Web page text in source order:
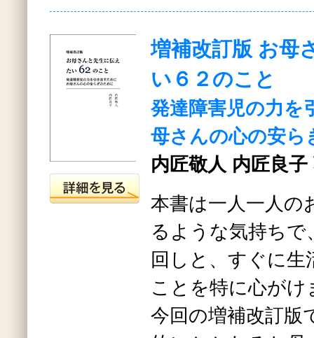
増補改訂版 お母
い６２のこと
発達障害児の力を
母さんの心の安ら
内匠敬人 内匠良子
本書は一人一人の
るような気持ち
回しと、すぐに
ことを特に心がけ
今回の増補改訂版